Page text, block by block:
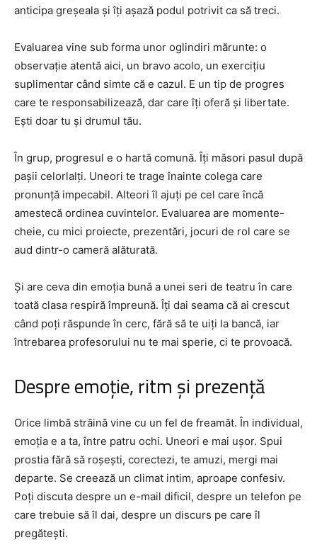
anticipa greșeala și îți așază podul potrivit ca să treci.
Evaluarea vine sub forma unor oglindiri mărunte: o
observație atentă aici, un bravo acolo, un exercițiu
suplimentar când simte că e cazul. E un tip de progres
care te responsabilizează, dar care îți oferă și libertate.
Ești doar tu și drumul tău.
În grup, progresul e o hartă comună. Îți măsori pasul după
pașii celorlalți. Uneori te trage înainte colega care
pronunță impecabil. Alteori îl ajuți pe cel care încă
amestecă ordinea cuvintelor. Evaluarea are momente-
cheie, cu mici proiecte, prezentări, jocuri de rol care se
aud dintr-o cameră alăturată.
Și are ceva din emoția bună a unei seri de teatru în care
toată clasa respiră împreună. Îți dai seama că ai crescut
când poți răspunde în cerc, fără să te uiți la bancă, iar
întrebarea profesorului nu te mai sperie, ci te provoacă.
Despre emoție, ritm și prezență
Orice limbă străină vine cu un fel de freamăt. În individual,
emoția e a ta, între patru ochi. Uneori e mai ușor. Spui
prostia fără să roșești, corectezi, te amuzi, mergi mai
departe. Se creează un climat intim, aproape confesiv.
Poți discuta despre un e-mail dificil, despre un telefon pe
care trebuie să îl dai, despre un discurs pe care îl
pregătești.